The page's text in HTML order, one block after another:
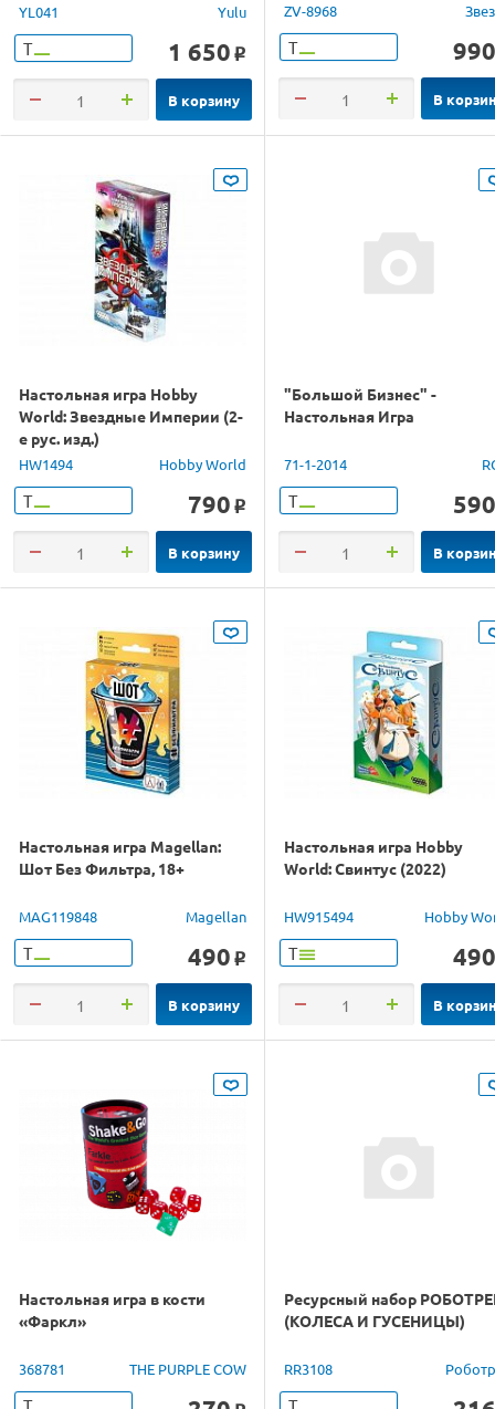
YL041 Yulu
Т 1 650 o
В корзину
ZV-8968
Т 990
В
Настольная игра Hobby
World: Звездные Империи (2-
е рус. изд.)
HW1494 Hobby World
Т 790 o
В корзину
"Большой Бизнес" -
Настольная Игра
71-1-2014
Т 590
В
Настольная игра Magellan:
Шот Без Фильтра, 18+
MAG119848 Magellan
Т 490 o
В корзину
Настольная игра Hobby
World: Свинтус (2022)
HW915494 Hobby
Т 490
В
Настольная игра в кости
«Фаркл»
368781 THE PURPLE COW
Ресурсный набор
(КОЛЕСА И ГУСЕНИЦЫ)
RR3108